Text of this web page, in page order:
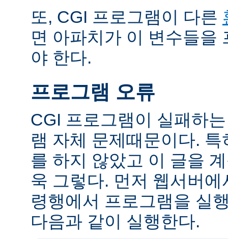
또, CGI 프로그램이 다른
면 아파치가 이 변수들을
야 한다.
프로그램 오류
CGI 프로그램이 실패하
램 자체 문제때문이다.
를 하지 않았고 이 글을
욱 그렇다. 먼저 웹서버
령행에서 프로그램을 실
다음과 같이 실행한다.